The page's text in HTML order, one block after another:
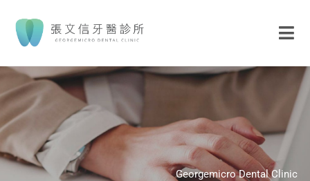
Georgemicro Dental Clinic